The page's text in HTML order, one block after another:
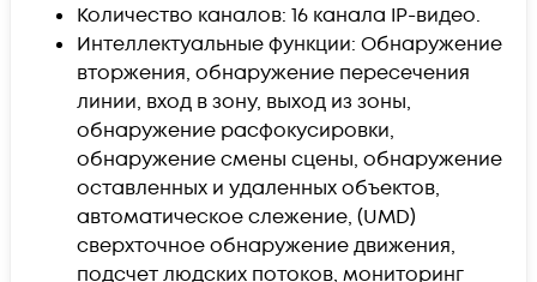
Количество каналов: 16 канала IP-видео.
Интеллектуальные функции: Обнаружение
вторжения, обнаружение пересечения
линии, вход в зону, выход из зоны,
обнаружение расфокусировки,
обнаружение смены сцены, обнаружение
оставленных и удаленных объектов,
автоматическое слежение, (UMD)
сверхточное обнаружение движения,
подсчет людских потоков, мониторинг